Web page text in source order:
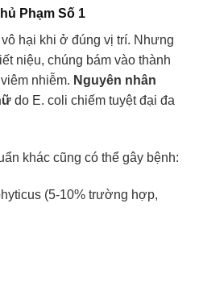
Phạm Số 1
hại khi ở đúng vị trí. Nhưng
niệu, chúng bám vào thành
nhiễm. Nguyên nhân
do E. coli chiếm tuyệt đại đa
khác cũng có thể gây bệnh:
(5-10% trường hợp,